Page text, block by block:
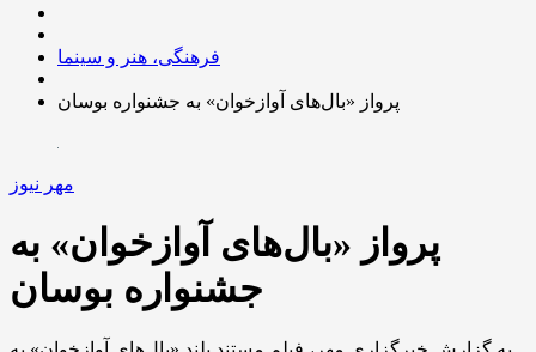
فرهنگی، هنر و سینما
پرواز «بال‌های آوازخوان» به جشنواره بوسان
مهر نیوز
پرواز «بال‌های آوازخوان» به
جشنواره بوسان